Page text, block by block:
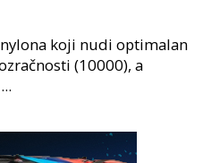
koji nudi optimalan
(10000), a